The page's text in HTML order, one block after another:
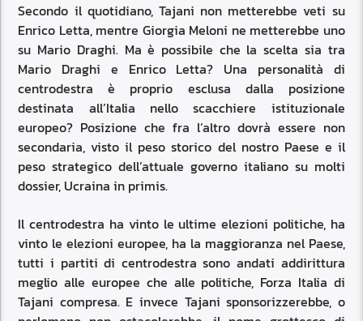
Secondo il quotidiano, Tajani non metterebbe veti su
Enrico Letta, mentre Giorgia Meloni ne metterebbe uno
su Mario Draghi. Ma è possibile che la scelta sia tra
Mario Draghi e Enrico Letta? Una personalità di
centrodestra è proprio esclusa dalla posizione
destinata all’Italia nello scacchiere istituzionale
europeo? Posizione che fra l’altro dovrà essere non
secondaria, visto il peso storico del nostro Paese e il
peso strategico dell’attuale governo italiano su molti
dossier, Ucraina in primis.
Il centrodestra ha vinto le ultime elezioni politiche, ha
vinto le elezioni europee, ha la maggioranza nel Paese,
tutti i partiti di centrodestra sono andati addirittura
meglio alle europee che alle politiche, Forza Italia di
Tajani compresa. E invece Tajani sponsorizzerebbe, o